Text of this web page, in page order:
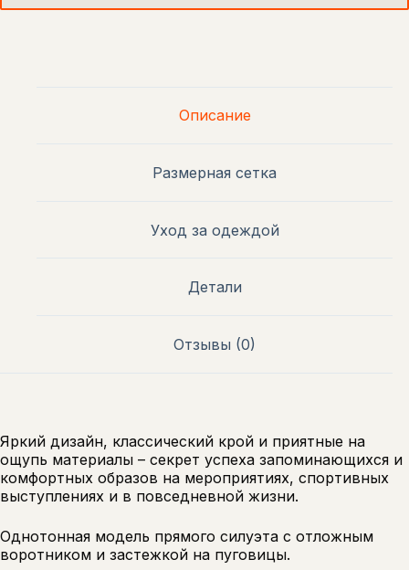
Описание
Размерная сетка
Уход за одеждой
Детали
Отзывы (0)
Яркий дизайн, классический крой и приятные на
ощупь материалы – секрет успеха запоминающихся и
комфортных образов на мероприятиях, спортивных
выступлениях и в повседневной жизни.
Однотонная модель прямого силуэта с отложным
воротником и застежкой на пуговицы.